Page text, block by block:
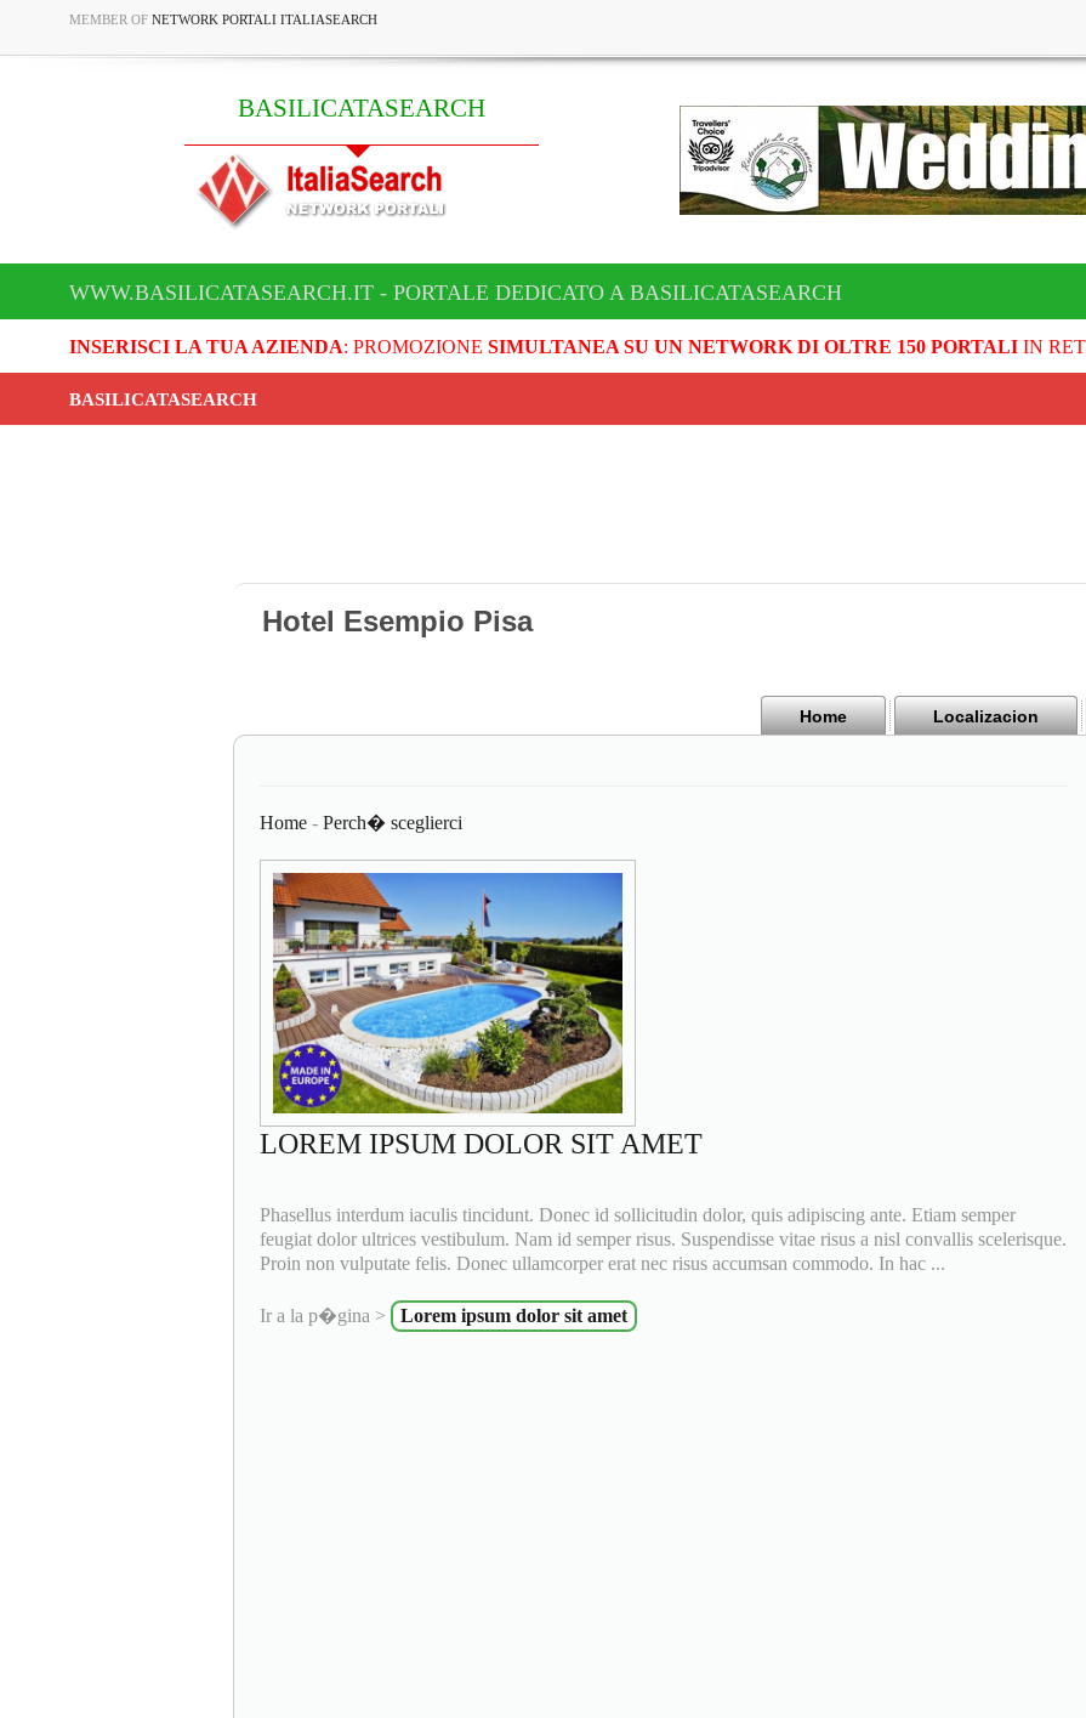
MEMBER OF NETWORK PORTALI ITALIASEARCH
BASILICATASEARCH
WWW.BASILICATASEARCH.IT - PORTALE DEDICATO A BASILICATASEARCH
INSERISCI LA TUA AZIENDA: PROMOZIONE SIMULTANEA SU UN NETWORK DI OLTRE 150 PORTALIIN
BASILICATASEARCH
Hotel Esempio Pisa
Home Localizacion
Home - Perch� sceglierci
LOREM IPSUM DOLOR SIT AMET
Phasellus interdum iaculis tincidunt. Donec id sollicitudin dolor, quis adipiscing ante. Etiam semper
feugiat dolor ultrices vestibulum. Nam id semper risus. Suspendisse vitae risus a nisl convallis scelerisque.
Proin non vulputate felis. Donec ullamcorper erat nec risus accumsan commodo. In hac ...
Ir a la p�gina > Lorem ipsum dolor sit amet